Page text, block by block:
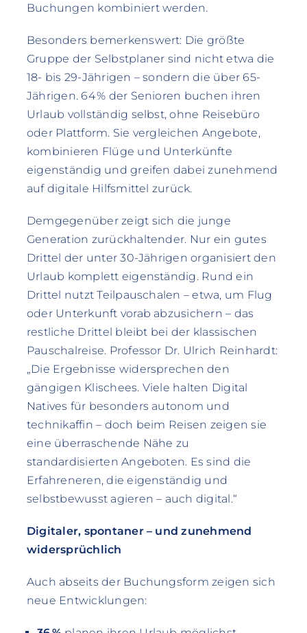
Buchungen kombiniert werden.
Besonders bemerkenswert: Die größte
Gruppe der Selbstplaner sind nicht etwa die
18- bis 29-Jährigen – sondern die über 65-
Jährigen. 64 % der Senioren buchen ihren
Urlaub vollständig selbst, ohne Reisebüro
oder Plattform. Sie vergleichen Angebote,
kombinieren Flüge und Unterkünfte
eigenständig und greifen dabei zunehmend
auf digitale Hilfsmittel zurück.
Demgegenüber zeigt sich die junge
Generation zurückhaltender. Nur ein gutes
Drittel der unter 30-Jährigen organisiert den
Urlaub komplett eigenständig. Rund ein
Drittel nutzt Teilpauschalen – etwa, um Flug
oder Unterkunft vorab abzusichern – das
restliche Drittel bleibt bei der klassischen
Pauschalreise. Professor Dr. Ulrich Reinhardt:
„Die Ergebnisse widersprechen den
gängigen Klischees. Viele halten Digital
Natives für besonders autonom und
technikaffin – doch beim Reisen zeigen sie
eine überraschende Nähe zu
standardisierten Angeboten. Es sind die
Erfahreneren, die eigenständig und
selbstbewusst agieren – auch digital.“
Digitaler, spontaner – und zunehmend
widersprüchlich
Auch abseits der Buchungsform zeigen sich
neue Entwicklungen: